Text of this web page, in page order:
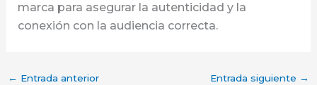
marca para asegurar la autenticidad y la
conexión con la audiencia correcta.
← Entrada anterior Entrada siguiente →